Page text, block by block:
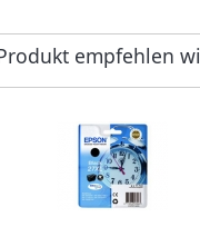
empfehlen